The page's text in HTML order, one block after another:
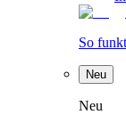
So
Neu
Neu